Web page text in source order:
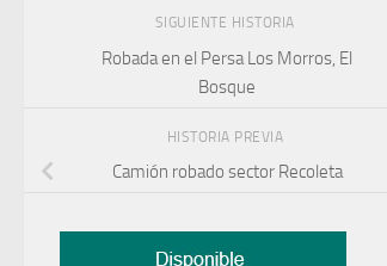
SIGUIENTE HISTORIA
Robada en el Persa Los Morros, El
Bosque
HISTORIA PREVIA
Camión robado sector Recoleta